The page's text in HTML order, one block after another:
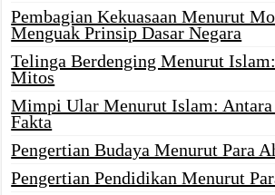
Pembagian Kekuasaan Menurut
Menguak Prinsip Dasar Negara
Telinga Berdenging Menurut
Mitos
Mimpi Ular Menurut Islam:
Fakta
Pengertian Budaya Menurut Para
Pengertian Pendidikan Menurut